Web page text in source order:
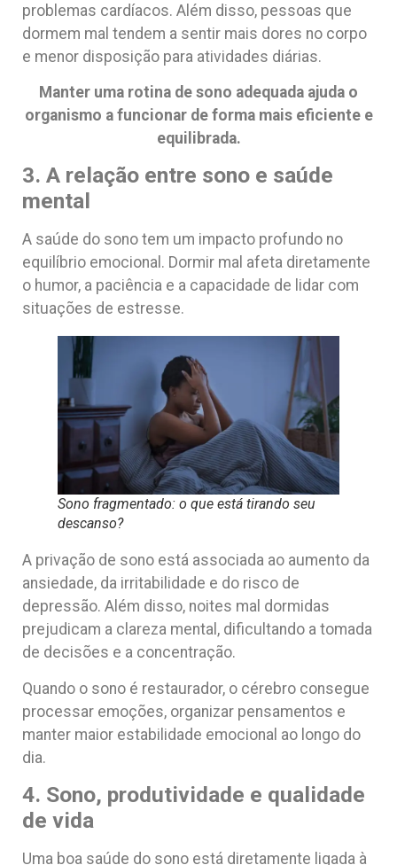
problemas cardíacos. Além disso, pessoas que
dormem mal tendem a sentir mais dores no corpo
e menor disposição para atividades diárias.
Manter uma rotina de sono adequada ajuda o
organismo a funcionar de forma mais eficiente e
equilibrada.
3. A relação entre sono e saúde
mental
A saúde do sono tem um impacto profundo no
equilíbrio emocional. Dormir mal afeta diretamente
o humor, a paciência e a capacidade de lidar com
situações de estresse.
Sono fragmentado: o que está tirando seu
descanso?
A privação de sono está associada ao aumento da
ansiedade, da irritabilidade e do risco de
depressão. Além disso, noites mal dormidas
prejudicam a clareza mental, dificultando a tomada
de decisões e a concentração.
Quando o sono é restaurador, o cérebro consegue
processar emoções, organizar pensamentos e
manter maior estabilidade emocional ao longo do
dia.
4. Sono, produtividade e qualidade
de vida
Uma boa saúde do sono está diretamente ligada à